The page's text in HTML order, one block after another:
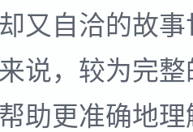
又自洽的故
说，较为完
助更准确地